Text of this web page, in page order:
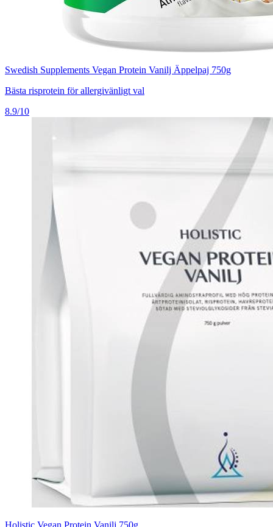
Swedish Supplements Vegan Protein Vanilj Äppelpaj 750g
Bästa risprotein för allergivänligt val
8.9/10
Holistic Vegan Protein Vanilj 750g